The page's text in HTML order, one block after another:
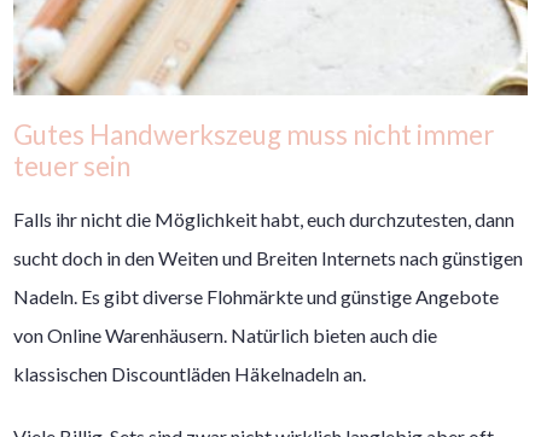
Gutes Handwerkszeug muss nicht immer
teuer sein
Falls ihr nicht die Möglichkeit habt, euch durchzutesten, dann
sucht doch in den Weiten und Breiten Internets nach günstigen
Nadeln. Es gibt diverse Flohmärkte und günstige Angebote
von Online Warenhäusern. Natürlich bieten auch die
klassischen Discountläden Häkelnadeln an.